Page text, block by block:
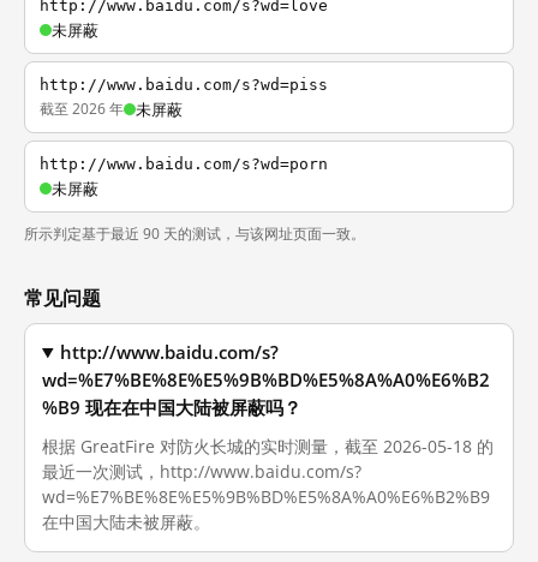
http://www.baidu.com/s?wd=love
未屏蔽
http://www.baidu.com/s?wd=piss
截至 2026 年 未屏蔽
http://www.baidu.com/s?wd=porn
未屏蔽
所示判定基于最近 90 天的测试，与该网址页面一致。
常见问题
http://www.baidu.com/s?
wd=%E7%BE%8E%E5%9B%BD%E5%8A%A0%E6%B2
%B9 现在在中国大陆被屏蔽吗？
根据 GreatFire 对防火长城的实时测量，截至 2026-05-18 的
最近一次测试，http://www.baidu.com/s?
wd=%E7%BE%8E%E5%9B%BD%E5%8A%A0%E6%B2%B9
在中国大陆未被屏蔽。